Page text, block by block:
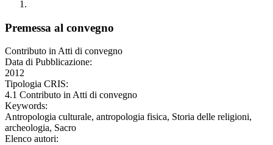
Premessa al convegno
Contributo in Atti di convegno
Data di Pubblicazione:
2012
Tipologia CRIS:
4.1 Contributo in Atti di convegno
Keywords:
Antropologia culturale, antropologia fisica, Storia delle religioni,
archeologia, Sacro
Elenco autori: